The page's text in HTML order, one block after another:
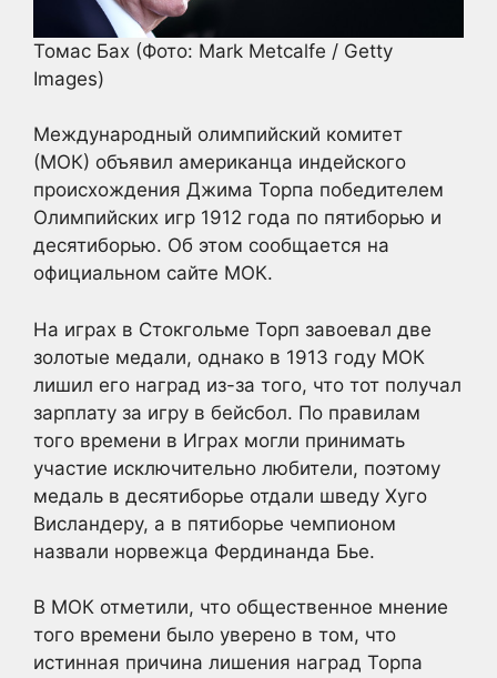
Томас Бах (Фото: Mark Metcalfe / Getty
Images)
Международный олимпийский комитет
(МОК) объявил американца индейского
происхождения Джима Торпа победителем
Олимпийских игр 1912 года по пятиборью и
десятиборью. Об этом сообщается на
официальном сайте МОК.
На играх в Стокгольме Торп завоевал две
золотые медали, однако в 1913 году МОК
лишил его наград из-за того, что тот получал
зарплату за игру в бейсбол. По правилам
того времени в Играх могли принимать
участие исключительно любители, поэтому
медаль в десятиборье отдали шведу Хуго
Висландеру, а в пятиборье чемпионом
назвали норвежца Фердинанда Бье.
В МОК отметили, что общественное мнение
того времени было уверено в том, что
истинная причина лишения наград Торпа